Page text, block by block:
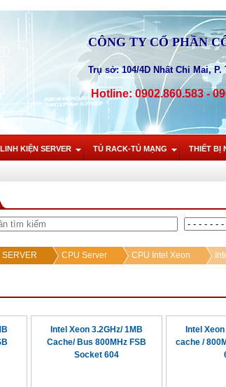
CÔNG TY CỔ PHẦN
Trụ sở: 104/4D Nhất Chi Mai,
Hotline: 0902.860.583 -
LINH KIỆN SERVER TỦ RACK-TỦ MẠNG THIẾT BỊ
SERVER CPU Server CPU Intel Xeon
Intel Xeon 3.2GHz/ 1MB
Cache/ Bus 800MHz FSB
Socket 604
Intel
cache /